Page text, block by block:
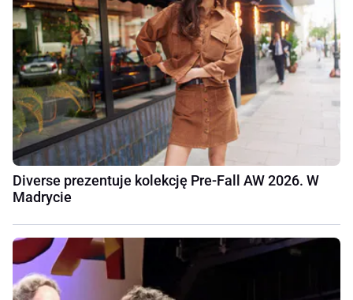
Diverse prezentuje kolekcję Pre-Fall AW 2026. W
Madrycie